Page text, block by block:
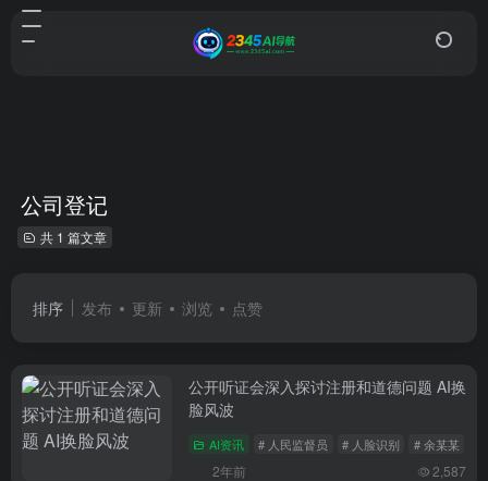
公司登记
共 1 篇文章
排序 发布 更新 浏览 点赞
公开听证会深入探讨注册和道德问题 AI换
脸风波
AI资讯 # 人民监督员 # 人脸识别 # 余某某
2年前 2,587